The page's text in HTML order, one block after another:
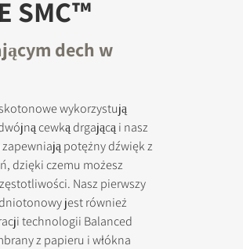
SMC™
dech w
wykorzystują
cewką drgającą i nasz
zapewniają potężny dźwięk z
dzięki czemu możesz
Nasz pierwszy
jest również
technologii Balanced
z papieru i włókna